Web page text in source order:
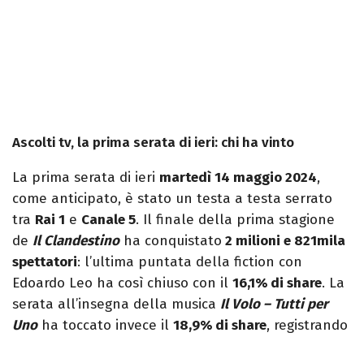
Ascolti tv, la prima serata di ieri: chi ha vinto
La prima serata di ieri martedì 14 maggio 2024,
come anticipato, è stato un testa a testa serrato
tra Rai 1 e Canale 5. Il finale della prima stagione
de Il Clandestinoha conquistato 2 milioni e 821mila
spettatori: l’ultima puntata della fiction con
Edoardo Leo ha così chiuso con il 16,1% di share. La
serata all’insegna della musica Il Volo – Tutti per
Unoha toccato invece il 18,9% di share, registrando